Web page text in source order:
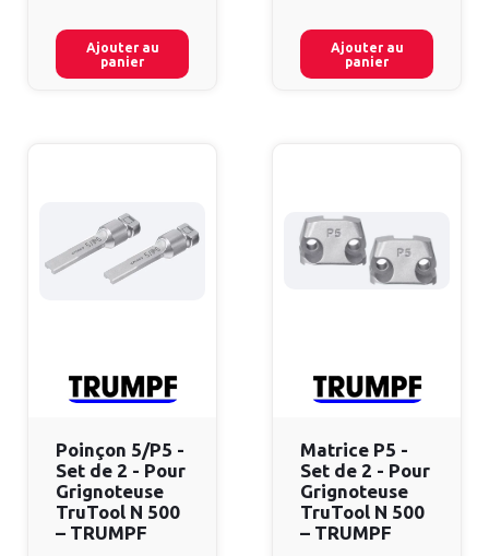
Ajouter au
panier
Ajouter au
panier
Poinçon 5/P5 -
Set de 2 - Pour
Grignoteuse
TruTool N 500
– TRUMPF
Matrice P5 -
Set de 2 - Pour
Grignoteuse
TruTool N 500
– TRUMPF